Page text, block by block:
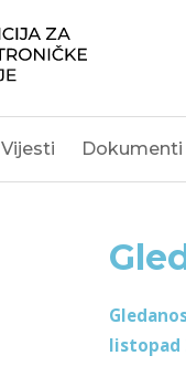
Vijesti Dokumenti
listopad